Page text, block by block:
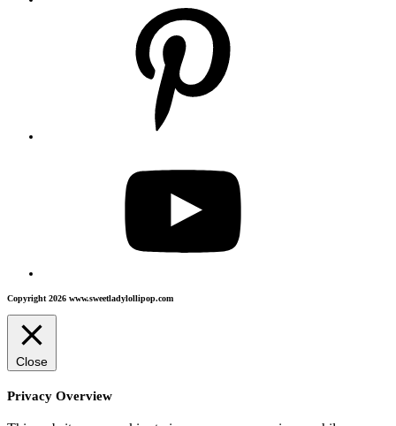
Copyright 2026 www.sweetladylollipop.com
Close
Privacy Overview